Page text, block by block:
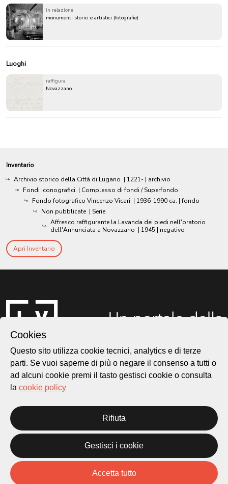
in relazione
monumenti storici e artistici (fotografie)
Luoghi
raffigura
Novazzano
Inventario
Archivio storico della Città di Lugano | 1221- | archivio
Fondi iconografici | Complesso di fondi / Superfondo
Fondo fotografico Vincenzo Vicari | 1936-1990 ca. | fondo
Non pubblicate | Serie
Affresco raffigurante la Lavanda dei piedi nell'oratorio
dell'Annunciata a Novazzano | 1945 | negativo
Apri Inventario
Città di Lugano
6976 Castagnola
Archivio Lugano © 2026
Per informazioni:
Cookies
Questo sito utilizza cookie tecnici, analytics e di terze
parti. Se vuoi saperne di più o negare il consenso a tutti o
ad alcuni cookie premi il tasto gestisci cookie o consulta
la cookie policy
Rifiuta
Gestisci i cookie
Accetta tutto